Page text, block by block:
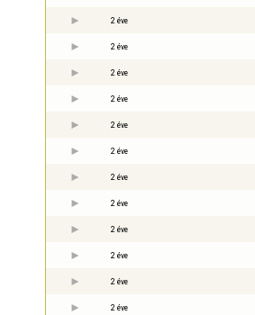
2 éve
2 éve
2 éve
2 éve
2 éve
2 éve
2 éve
2 éve
2 éve
2 éve
2 éve
2 éve